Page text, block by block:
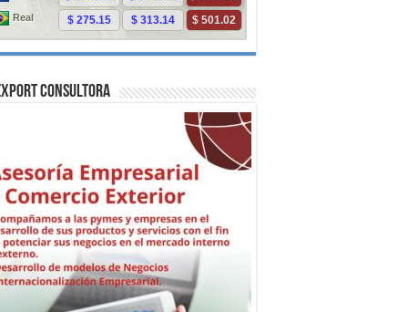
Consultora